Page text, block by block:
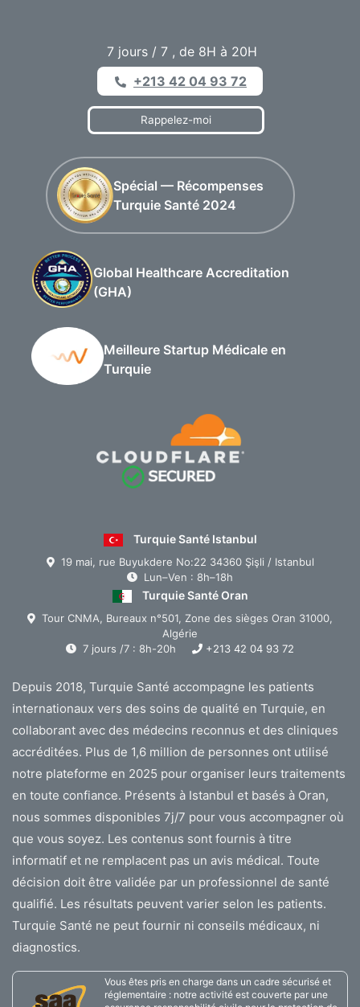
7 jours / 7 , de 8H à 20H
+213 42 04 93 72
Rappelez-moi
Spécial — Récompenses
Turquie Santé 2024
Global Healthcare Accreditation
(GHA)
Meilleure Startup Médicale en
Turquie
Turquie Santé Istanbul
19 mai, rue Buyukdere No:22 34360 Şişli / Istanbul
Lun–Ven : 8h–18h
Turquie Santé Oran
Tour CNMA, Bureaux n°501, Zone des sièges Oran 31000,
Algérie
7 jours /7 : 8h-20h
+213 42 04 93 72
Depuis 2018, Turquie Santé accompagne les patients
internationaux vers des soins de qualité en Turquie, en
collaborant avec des médecins reconnus et des cliniques
accréditées. Plus de 1,6 million de personnes ont utilisé
notre plateforme en 2025 pour organiser leurs traitements
en toute confiance. Présents à Istanbul et basés à Oran,
nous sommes disponibles 7j/7 pour vous accompagner où
que vous soyez. Les contenus sont fournis à titre
informatif et ne remplacent pas un avis médical. Toute
décision doit être validée par un professionnel de santé
qualifié. Les résultats peuvent varier selon les patients.
Turquie Santé ne peut fournir ni conseils médicaux, ni
diagnostics.
Vous êtes pris en charge dans un cadre sécurisé et
réglementaire : notre activité est couverte par une